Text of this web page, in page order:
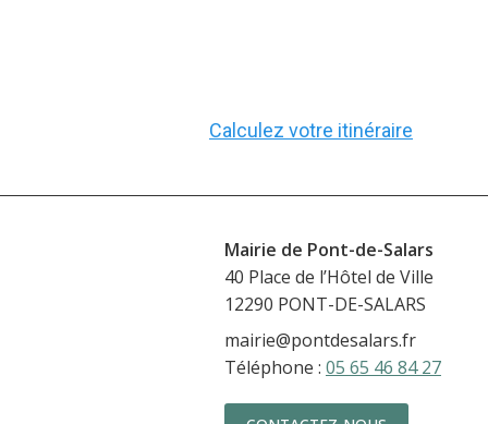
Calculez votre itinéraire
Mairie de Pont-de-Salars
40 Place de
12290 PONT-DE-SALARS
mairie@pontdesalars.fr
Téléphone : 05 65 46 84 27